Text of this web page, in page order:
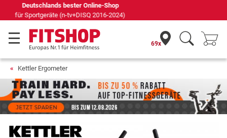
Seit 42 Jahren Ihr Experte für Heimfitness
69x
Kettler Ergometer